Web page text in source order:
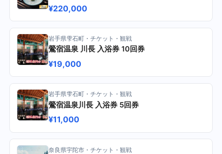
¥220,000
岩手県雫石町・チケット・観戦
鶯宿温泉 川長 入浴券 10回券
¥19,000
岩手県雫石町・チケット・観戦
鶯宿温泉川長 入浴券 5回券
¥11,000
奈良県宇陀市・チケット・観戦